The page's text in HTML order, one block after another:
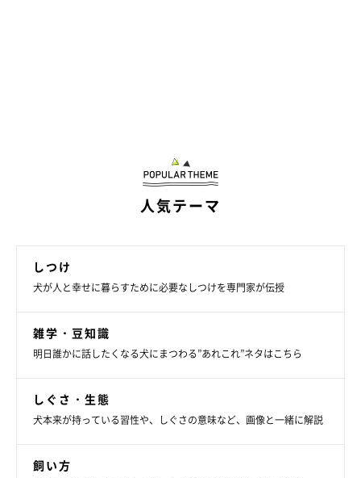
季節性けん部脱毛症になりやすい犬種は？
人気テーマ
しつけ
犬が人と幸せに暮らすために必要なしつけを専門家が伝授
雑学・豆知識
明日誰かに話したくなる犬にまつわる”あれこれ”ネタはこちら
しぐさ・生態
犬本来が持っている習性や、しぐさの意味など、画像と一緒に解説
飼い方